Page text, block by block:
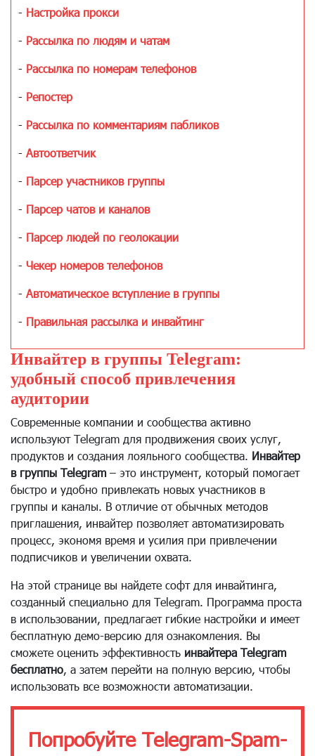
- Настройка прокси
- Рассылка по людям и чатам
- Рассылка по номерам телефонов
- Репостер
- Рассылка по комментариям пабликов
- Автоответчик
- Парсер участников группы
- Парсер чатов и каналов
- Парсер людей по геолокации
- Чекер номеров телефонов
- Автоматическое вступление в группы
- Правильная рассылка и инвайтинг
Инвайтер в группы Telegram:
удобный способ привлечения
аудитории
Современные компании и сообщества активно
используют Telegram для продвижения своих услуг,
продуктов и создания лояльного сообщества. Инвайтер
в группы Telegram – это инструмент, который помогает
быстро и удобно привлекать новых участников в
группы и каналы. В отличие от обычных методов
приглашения, инвайтер позволяет автоматизировать
процесс, экономя время и усилия при привлечении
подписчиков и увеличении охвата.
На этой странице вы найдете софт для инвайтинга,
созданный специально для Telegram. Программа проста
в использовании, предлагает гибкие настройки и имеет
бесплатную демо-версию для ознакомления. Вы
сможете оценить эффективность инвайтера Telegram
бесплатно, а затем перейти на полную версию, чтобы
использовать все возможности автоматизации.
Попробуйте Telegram-Spam-